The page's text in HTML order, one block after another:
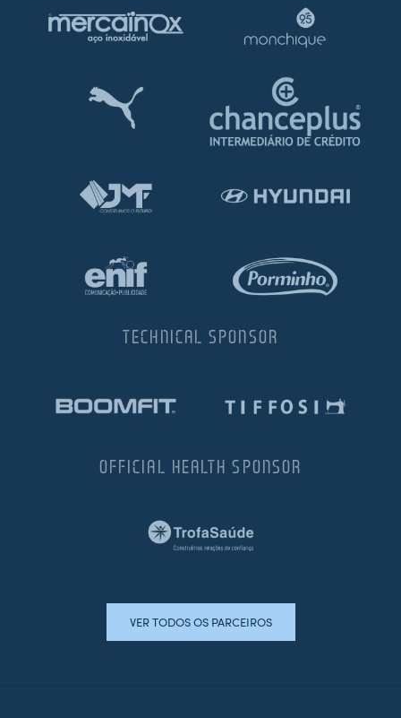
TECHNICAL SPONSOR
OFFICIAL HEALTH SPONSOR
VER TODOS OS PARCEIROS